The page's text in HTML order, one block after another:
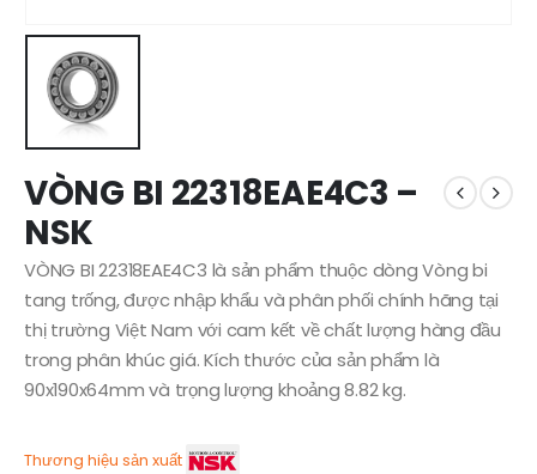
VÒNG BI 22318EAE4C3 –
NSK
VÒNG BI 22318EAE4C3 là sản phẩm thuộc dòng Vòng bi
tang trống, được nhập khẩu và phân phối chính hãng tại
thị trường Việt Nam với cam kết về chất lượng hàng đầu
trong phân khúc giá. Kích thước của sản phẩm là
90x190x64mm và trọng lượng khoảng 8.82 kg.
Thương hiệu sản xuất